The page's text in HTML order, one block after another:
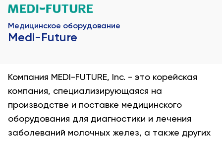
Медицинское оборудование
Medi-Future
Компания MEDI-FUTURE, Inc. - это корейская
компания, специализирующаяся на
производстве и поставке медицинского
оборудования для диагностики и лечения
заболеваний молочных желез, а также других